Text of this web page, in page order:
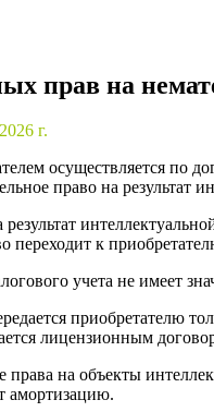
«Нормативные акты
Онлайн-сервисы
Просто заполните
прав на
г.
осуществляется по
право на результат
переходит к
учета не имеет
приобретателю
лицензионным
права на объекты
амортизацию.